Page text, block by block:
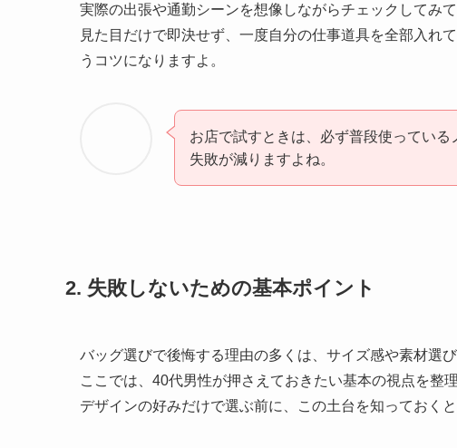
実際の出張や通勤シーンを想像しながらチェックしてみて
見た目だけで即決せず、一度自分の仕事道具を全部入れ
うコツになりますよ。
お店で試すときは、必ず普段使ってい
失敗が減りますよね。
2. 失敗しないための基本ポイント
バッグ選びで後悔する理由の多くは、サイズ感や素材選
ここでは、40代男性が押さえておきたい基本の視点を整
デザインの好みだけで選ぶ前に、この土台を知っておく